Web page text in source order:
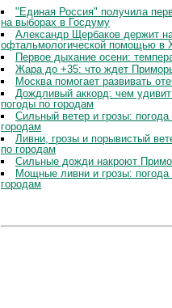
"Единая Россия" получила
на выборах в Госдуму
Александр Щербаков держит
офтальмологической помощью в
Первое дыхание осени:
Жара до +35: что ждет
Москва помогает развивать
Дождливый аккорд: чем
погоды по городам
Сильный ветер и грозы:
городам
Ливни, грозы и порывистый
по городам
Сильные дожди накроют
Мощные ливни и грозы:
городам